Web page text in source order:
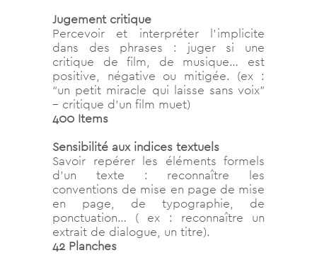
Jugement critique
Percevoir et interpréter l’implicite
dans des phrases : juger si une
critique de film, de musique… est
positive, négative ou mitigée. (ex :
“un petit miracle qui laisse sans voix”
– critique d’un film muet)
400 Items
Sensibilité aux indices textuels
Savoir repérer les éléments formels
d’un texte : reconnaître les
conventions de mise en page de mise
en page, de typographie, de
ponctuation… ( ex : reconnaître un
extrait de dialogue, un titre).
42 Planches